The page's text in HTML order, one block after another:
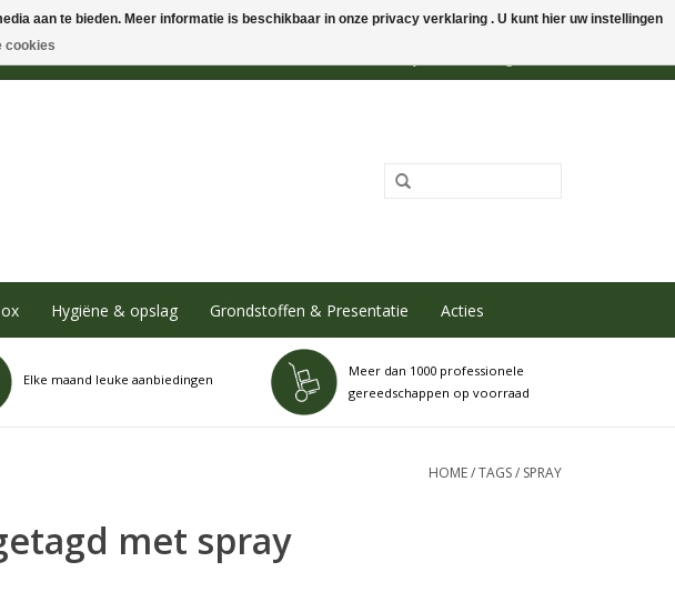
Hygiëne & opslag Grondstoffen & Presentatie Acties
Elke maand leuke aanbiedingen
Meer dan 1000 professionele
gereedschappen op voorraad
HOME/TAGS/ SPRAY
met spray
aan te bieden. Meer informatie is beschikbaar in onze privacy verklaring . U kunt hier uw instellingen
cookies